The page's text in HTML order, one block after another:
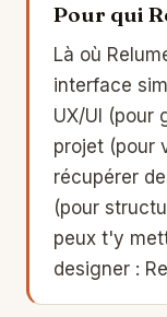
Pour qui
Là où
interface
UX/UI (pour
projet (pour
récupérer
(pour
peux t'y
designer :